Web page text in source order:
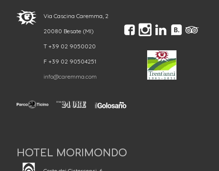
Via Cascina Caremma, 2
20080 Besate (MI)
T +39 02 9050020
F +39 02 90504251
info@caremma.com
HOTEL MORIMONDO